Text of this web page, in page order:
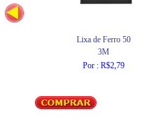
Lixa de Ferro 50
3M
Por : R$2,79